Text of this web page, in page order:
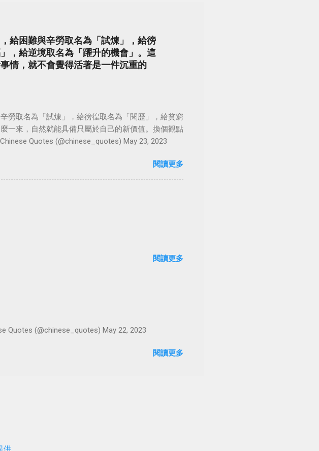
給困難與辛勞取名為「試煉」，給徬
，給逆境取名為「躍升的機會」。這
情，就不會覺得活著是一件沉重的
勞取名為「試煉」，給徬徨取名為「閱歷」，給貧窮
一來，自然就能具備只屬於自己的新價值。換個觀點
Quotes (@chinese_quotes) May 23, 2023
閱讀更多
閱讀更多
Quotes (@chinese_quotes) May 22, 2023
閱讀更多
供